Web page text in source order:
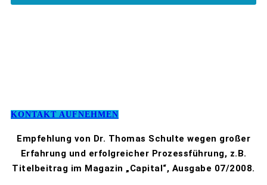
KONTAKT AUFNEHMEN
Empfehlung von Dr. Thomas Schulte wegen großer
Erfahrung und erfolgreicher Prozessführung, z.B.
Titelbeitrag im Magazin „Capital“, Ausgabe 07/2008.